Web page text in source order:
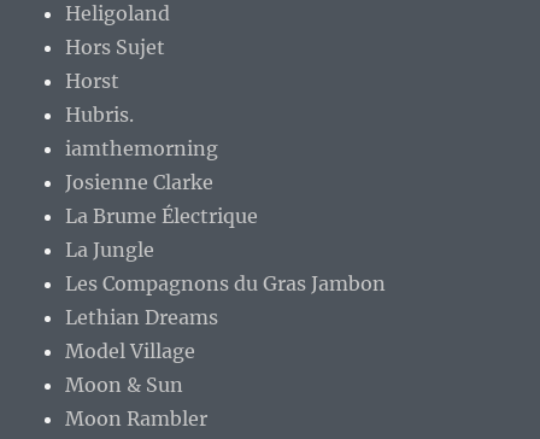
Heligoland
Hors Sujet
Horst
Hubris.
iamthemorning
Josienne Clarke
La Brume Électrique
La Jungle
Les Compagnons du Gras Jambon
Lethian Dreams
Model Village
Moon & Sun
Moon Rambler